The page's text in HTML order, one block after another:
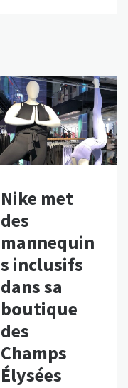
Nike met
des
mannequin
s inclusifs
dans sa
boutique
des
Champs
Élysées